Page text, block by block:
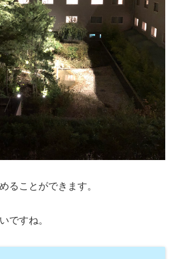
ることができます。
ですね。